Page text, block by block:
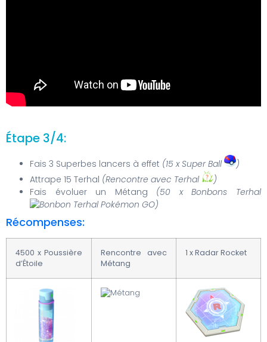
Étape 3/4:
Fais 3 Superbes lancers à effet (15 x Super Ball
)
Attrape 15 Terhal (Rencontre avec Terhal
)
Fais évoluer un Métang (50 x Bonbons Terhal
)
Récompenses:
4500 x Poussière
d’Étoile
Rencontre avec
Métang
1 x Radar Rocket